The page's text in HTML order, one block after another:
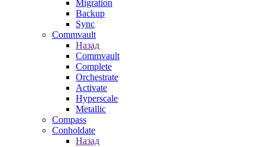
Migration
Backup
Sync
Commvault
Назад
Commvault
Complete
Orchestrate
Activate
Hyperscale
Metallic
Compass
Conholdate
Назад